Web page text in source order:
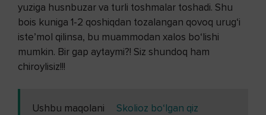
yuziga husnbuzar va turli toshmalar toshadi. Shu
bois kuniga 1-2 qoshiqdan tozalangan qovoq urug‘i
iste’mol qilinsa, bu muammodan xalos bo‘lishi
mumkin. Bir gap aytaymi?! Siz shundoq ham
chiroylisiz!!!
Ushbu maqolani
Skolioz bo‘lgan qiz